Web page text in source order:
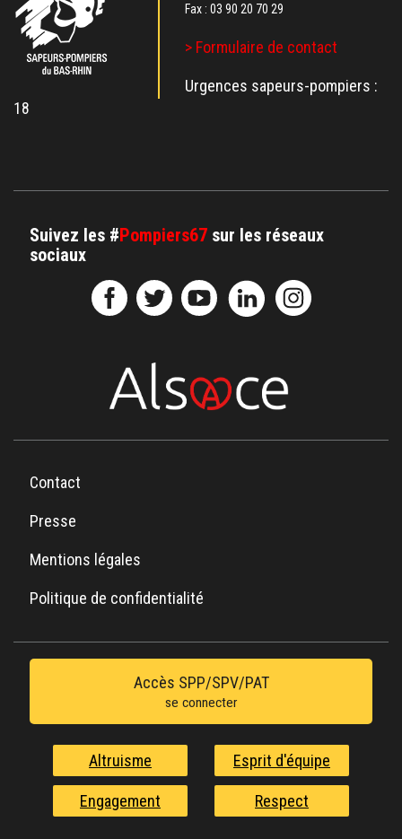
Fax : 03 90 20 70 29
> Formulaire de contact
Urgences sapeurs-pompiers :
18
Suivez les #Pompiers67 sur les réseaux
sociaux
Contact
Presse
Mentions légales
Politique de confidentialité
Accès SPP/SPV/PAT
se connecter
Altruisme Esprit d'équipe
Engagement Respect